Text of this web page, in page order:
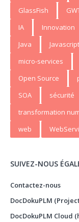
GlassFish
IA
Innovation
Java
Javascript
micro-services
Open Source
SOA
sécurité
transformation
web
SUIVEZ-NOUS
Contactez-nous
DocDokuPLM
DocDokuPLM Cloud